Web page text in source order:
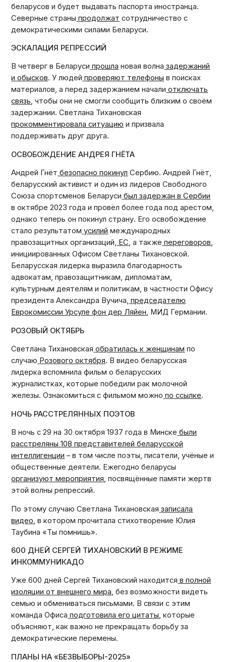
беларусов и будет выдавать паспорта иностранца.
Северные страны продолжат сотрудничество с
демократическими силами Беларуси.
ЭСКАЛАЦИЯ РЕПРЕССИЙ
В четверг в Беларуси прошла новая волна задержаний
и обысков. У людей проверяют телефоны в поисках
материалов, а перед задержанием начали отключать
связь, чтобы они не смогли сообщить близким о своём
задержании. Светлана Тихановская
прокомментировала ситуацию и призвала
поддерживать друг друга.
ОСВОБОЖДЕНИЕ АНДРЕЯ ГНЁТА
Андрей Гнёт безопасно покинул Сербию. Андрей Гнёт,
беларусский активист и один из лидеров Свободного
Союза спортсменов Беларуси был задержан в Сербии
в октябре 2023 года и провёл более года под арестом,
однако теперь он покинул страну. Его освобождение
стало результатом усилий международных
правозащитных организаций, ЕС, а также переговоров,
инициированных Офисом Светланы Тихановской.
Беларусская лидерка выразила благодарность
адвокатам, правозащитникам, дипломатам,
культурным деятелям и политикам, в частности Офису
президента Александра Вучича, председателю
Еврокомиссии Урсуле фон дер Ляйен, МИД Германии.
РОЗОВЫЙ ОКТЯБРЬ
Светлана Тихановская обратилась к женщинам по
случаю Розового октября. В видео беларусская
лидерка вспомнила фильм о беларусских
журналистках, которые победили рак молочной
железы. Ознакомиться с фильмом можно по ссылке.
НОЧЬ РАССТРЕЛЯННЫХ ПОЭТОВ
В ночь с 29 на 30 октября 1937 года в Минске были
расстреляны 108 представителей беларусской
интеллигенции – в том числе поэты, писатели, учёные и
общественные деятели. Ежегодно беларусы
организуют мероприятия, посвящённые памяти жертв
этой волны репрессий.
По этому случаю Светлана Тихановская записала
видео , в котором прочитала стихотворение Юлия
Таубина «Ты помнишь».
600 ДНЕЙ СЕРГЕЙ ТИХАНОВСКИЙ В РЕЖИМЕ
ИНКОММУНИКАДО
Уже 600 дней Сергей Тихановский находится в полной
изоляции от внешнего мира, без возможности видеть
семью и обмениваться письмами. В связи с этим
команда Офиса подготовила его цитаты, которые
объясняют, как важно не прекращать борьбу за
демократические перемены.
ПЛАНЫ НА «БЕЗВЫБОРЫ-2025»